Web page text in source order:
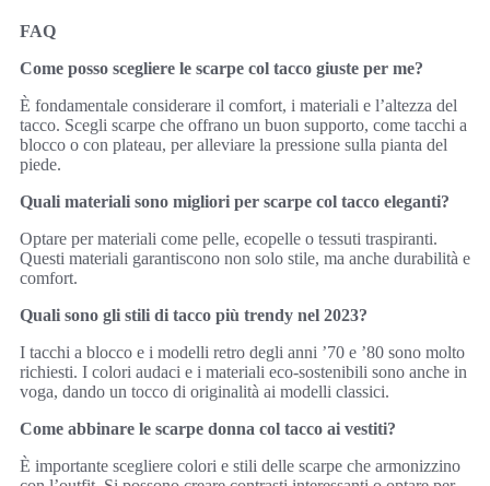
FAQ
Come posso scegliere le scarpe col tacco giuste per me?
È fondamentale considerare il comfort, i materiali e l’altezza del
tacco. Scegli scarpe che offrano un buon supporto, come tacchi a
blocco o con plateau, per alleviare la pressione sulla pianta del
piede.
Quali materiali sono migliori per scarpe col tacco eleganti?
Optare per materiali come pelle, ecopelle o tessuti traspiranti.
Questi materiali garantiscono non solo stile, ma anche durabilità e
comfort.
Quali sono gli stili di tacco più trendy nel 2023?
I tacchi a blocco e i modelli retro degli anni ’70 e ’80 sono molto
richiesti. I colori audaci e i materiali eco-sostenibili sono anche in
voga, dando un tocco di originalità ai modelli classici.
Come abbinare le scarpe donna col tacco ai vestiti?
È importante scegliere colori e stili delle scarpe che armonizzino